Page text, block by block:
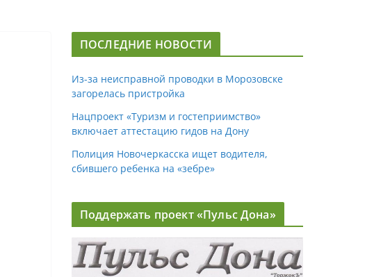
ПОСЛЕДНИЕ НОВОСТИ
Из-за неисправной проводки в Морозовске
загорелась пристройка
Нацпроект «Туризм и гостеприимство»
включает аттестацию гидов на Дону
Полиция Новочеркасска ищет водителя,
сбившего ребенка на «зебре»
Поддержать проект «Пульс Дона»